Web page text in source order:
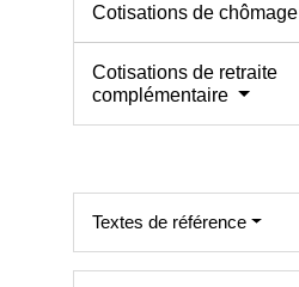
Cotisations de chômage
Cotisations de retraite
complémentaire
Textes de référence